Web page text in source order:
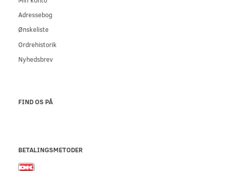
Adressebog
Ønskeliste
Ordrehistorik
Nyhedsbrev
FIND OS PÅ
BETALINGSMETODER